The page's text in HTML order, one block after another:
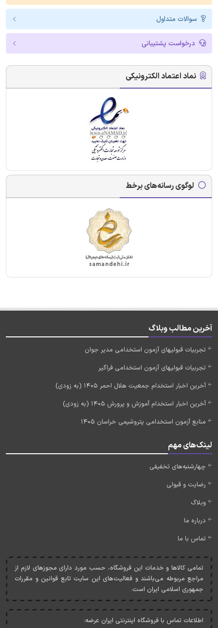
سوالات متداول
درخواست پشتیبانی
نماد اعتماد الکترونیکی
لوگوی رسانه‌های برخط
آخرین مطالب وبلاگ
تجربیات قبولیهای آزمون استخدامی مدیر جوان
تجربیات قبولیهای آزمون استخدامی فراگیر
آخرین اخبار استخدام جمعیت هلال احمر 1405 (به زودی)
آخرین اخبار استخدام آموزش و پرورش 1405 (به زودی)
منابع آزمون استخدامی پتروشیمی خراسان 1405
لینک‌های مهم
چهارشنبه‌های تخفیفی
رضایت و قبولی
وبلاگ
درباره ما
تماس با ما
تمامی کالاها و خدمات اين فروشگاه، حسب مورد دارای مجوزهای لازم از
مراجع مربوطه می‌باشند و فعاليت‌های اين سايت تابع قوانين و مقررات
جمهوری اسلامی ايران است.
اطلاعات تماس با فروشگاه اینترنتی ایران عرضه: